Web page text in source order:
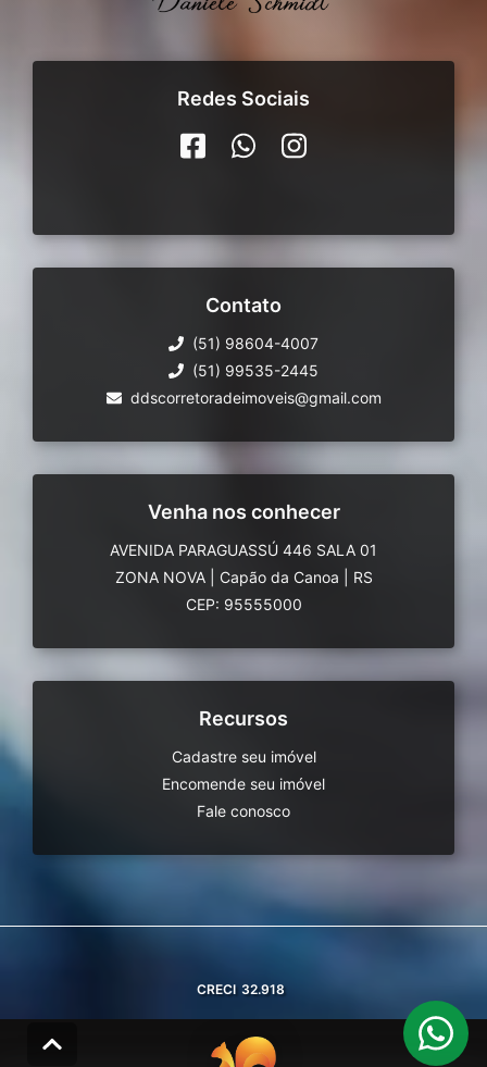
Redes Sociais
Contato
(51) 98604-4007
(51) 99535-2445
ddscorretoradeimoveis@gmail.com
Venha nos conhecer
AVENIDA PARAGUASSÚ 446 SALA 01
ZONA NOVA
Capão da Canoa
RS
CEP: 95555000
Recursos
Cadastre seu imóvel
Encomende seu imóvel
Fale conosco
CRECI 32.918